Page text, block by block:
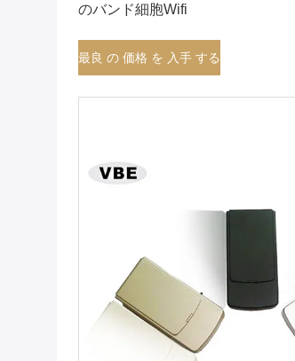
のバンド細胞Wifi
最良 の 価格 を 入手 する